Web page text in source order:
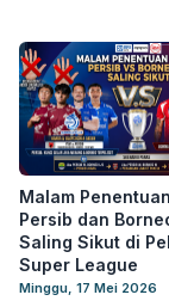
Malam
Persib dan
Saling Sikut di
Super League
Minggu, 17 Mei 2026